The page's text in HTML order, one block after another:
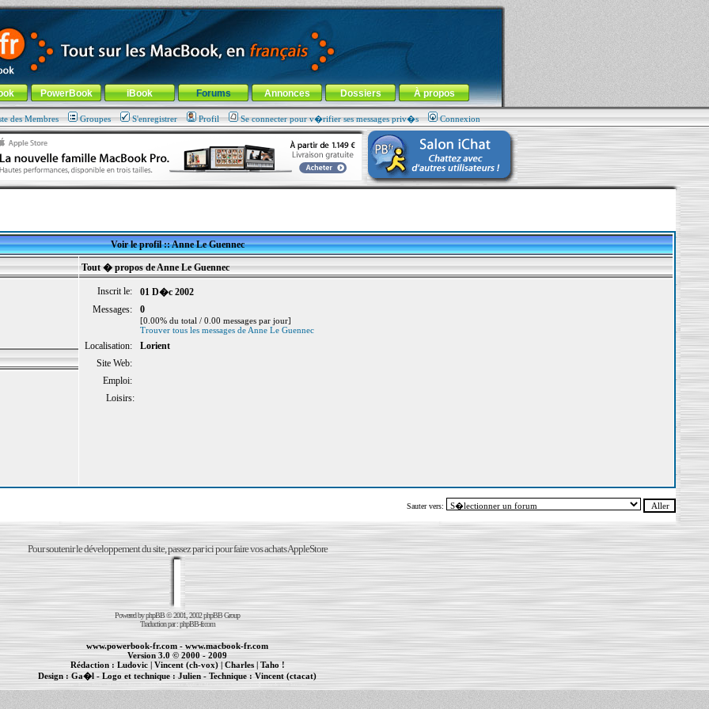
! -Aller au menu de la rubrique
PowerBook iBook Forums Annonces Dossiers À propos
des Membres Groupes S'enregistrer Profil Se connecter pour v�rifier ses messages priv�s Connexion
Voir le profil :: Anne Le Guennec
Tout � propos de Anne Le Guennec
Inscrit le:
01 D�c 2002
Messages:
0
[0.00% du total / 0.00 messages par jour]
Trouver tous les messages de Anne Le Guennec
Localisation:
Lorient
Site Web:
Emploi:
Loisirs:
Sauter vers:
Pour soutenir le développement du site, passez par ici pour faire vos achats AppleStore
Powered byphpBB© 2001, 2002 phpBB Group
Traduction par :phpBB-fr.com
www.powerbook-fr.com-www.macbook-fr.com
Version 3.0 © 2000 - 2009
Rédaction : Ludovic|Vincent (ch-vox)| Charles|Taho !
Design : Ga�l - Logo et technique :Julien - Technique : Vincent (ctacat)
Informations : iBook|Maintenance Apple et Macintosh à Toulouse|cr�ation de sites Internet